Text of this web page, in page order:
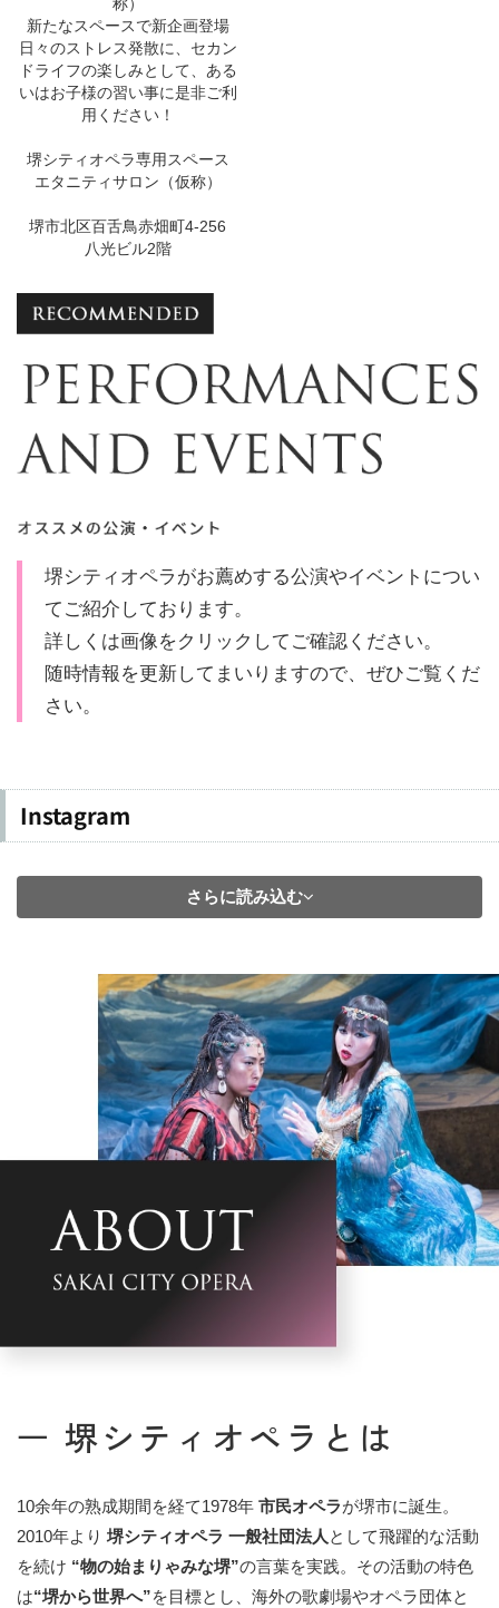
新たなスペースで新企画登場
日々のストレス発散に、セカン
ドライフの楽しみとして、ある
いはお子様の習い事に是非ご利
用ください！
堺シティオペラ専用スペース
エタニティサロン（仮称）
堺市北区百舌鳥赤畑町4-256
八光ビル2階
堺シティオペラがお薦めする公演やイベントについ
てご紹介しております。
詳しくは画像をクリックしてご確認ください。
随時情報を更新してまいりますので、ぜひご覧くだ
さい。
Instagram
さらに読み込む
ー 堺シティオペラとは
10余年の熟成期間を経て1978年 市民オペラが堺市に誕生。
2010年より 堺シティオペラ 一般社団法人 として飛躍的な活動
を続け “物の始まりゃみな堺”の言葉を実践。その活動の特色
は“堺から世界へ”を目標とし、海外の歌劇場やオペラ団体と